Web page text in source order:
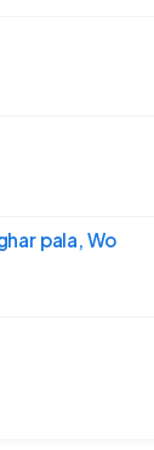
ghar pala, Wo